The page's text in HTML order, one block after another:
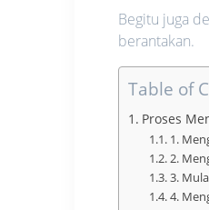
Begitu juga
berantakan.
Table of
Proses
1.
2.
3.
4.